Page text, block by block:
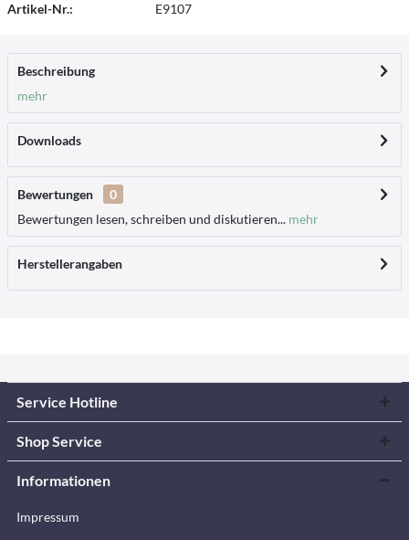
Artikel-Nr.: E9107
Beschreibung
mehr
Downloads
Bewertungen
0
Bewertungen lesen, schreiben und diskutieren... mehr
Herstellerangaben
Service Hotline
Shop Service
Informationen
Impressum